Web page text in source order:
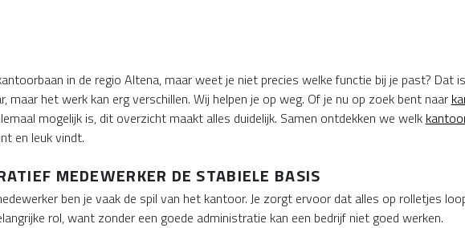
in de regio Altena, maar weet je niet precies welke functie bij je past? Dat
maar het werk kan erg verschillen. Wij helpen je op weg. Of je nu op zoek bent naar
mogelijk is, dit overzicht maakt alles duidelijk. Samen ontdekken we welk
en leuk vindt.
MEDEWERKER DE STABIELE BASIS
ben je vaak de spil van het kantoor. Je zorgt ervoor dat alles op rolletjes
rol, want zonder een goede administratie kan een bedrijf niet goed werken.